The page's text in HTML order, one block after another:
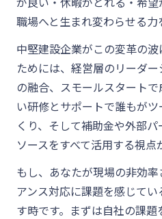
職場へと生まれ変わらせる力
中堅建設企業がこの変革の
ためには、経営層のリーダ
の融合、スモールスタート
い研修とサポートで誰もが
くり、そして補助金や外部
ソースをすべて活用する視点
もし、あなたが現場の非効
アンス対応に課題を感じて
す時です。まずは自社の課